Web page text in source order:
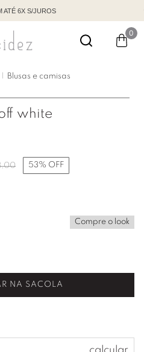
ATÉ 6X S/JUROS
0
Blusas e camisas
white
,00 53% OFF
Compre o look
NA SACOLA